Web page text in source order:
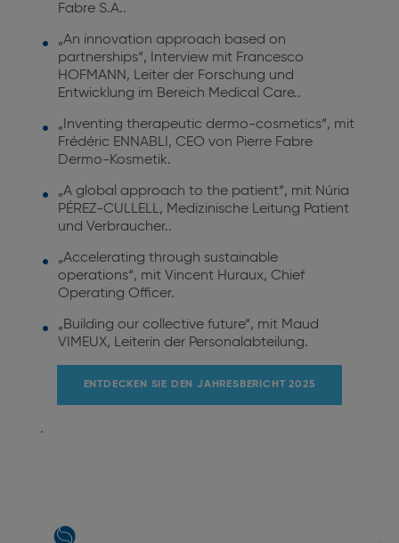
Fabre S.A..
„An innovation approach based on
partnerships“, Interview mit Francesco
HOFMANN, Leiter der Forschung und
Entwicklung im Bereich Medical Care..
„Inventing therapeutic dermo-cosmetics“, mit
Frédéric ENNABLI, CEO von Pierre Fabre
Dermo-Kosmetik.
„A global approach to the patient“, mit Núria
PÉREZ-CULLELL, Medizinische Leitung Patient
und Verbraucher..
„Accelerating through sustainable
operations“, mit Vincent Huraux, Chief
Operating Officer.
„Building our collective future“, mit Maud
VIMEUX, Leiterin der Personalabteilung.
ENTDECKEN SIE DEN JAHRESBERICHT 2025
.
Main